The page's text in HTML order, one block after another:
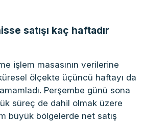
satışı kaç haftadır
işlem masasının verilerine
ölçekte üçüncü haftayı da
Perşembe günü sona
süreç de dahil olmak üzere
büyük bölgelerde net satış